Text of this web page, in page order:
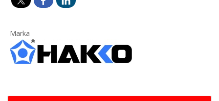
Marka